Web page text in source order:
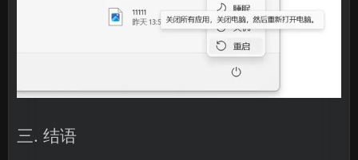
三. 结语